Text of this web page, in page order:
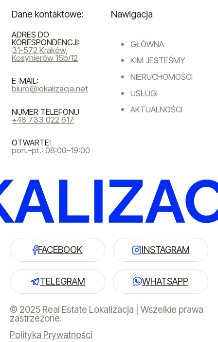
Nawigacja
GŁÓWNA
KIM JESTEŚMY
NIERUCHOMOŚCI
USŁUGI
AKTUALNOŚCI
Dane kontaktowe:
ADRES DO
KORESPONDENCJI:
31-572 Kraków,
Kosynierów 15b/12
E-MAIL:
biuro@lokalizacja.net
NUMER TELEFONU
+48 733 022 617
OTWARTE:
pon.–pt.: 08:00–19:00
FACEBOOK INSTAGRAM
TELEGRAM WHATSAPP
© 2025 Real Estate Lokalizacja | Wszelkie prawa
zastrzeżone.
Polityka Prywatności